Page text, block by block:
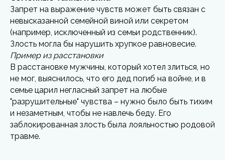
Запрет на выражение чувств может быть связан с
невысказанной семейной виной или секретом
(например, исключенный из семьи родственник).
Злость могла бы нарушить хрупкое равновесие.
Пример из расстановки
В расстановке мужчины, который хотел злиться, но
не мог, выяснилось, что его дед погиб на войне, и в
семье царил негласный запрет на любые
"разрушительные" чувства – нужно было быть тихим
и незаметным, чтобы не навлечь беду. Его
заблокированная злость была лояльностью родовой
травме.